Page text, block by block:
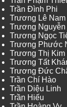
Trần Đình Phi
Trương Lê Nam
Trương Nguyễn
Trương Ngọc
Trương Phước
Trương Thị Kim
Trương Tất
Trương Đức
Trần Chí Hào
Trần Diệu Linh
Trần Hiếu